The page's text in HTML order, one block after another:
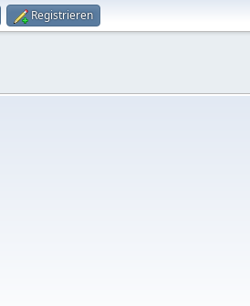
Registrieren